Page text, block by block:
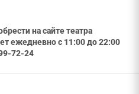
на сайте театра
ежедневно с 11:00 до 22:00
72-24